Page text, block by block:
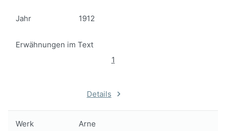
Jahr 1912
Erwähnungen im Text
1
Details
Werk Arne